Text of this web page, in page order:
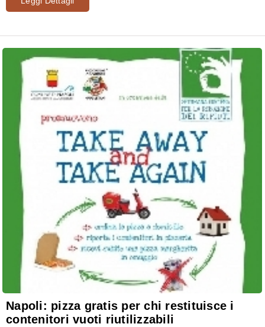
Napoli: pizza gratis per chi restituisce i
contenitori vuoti riutilizzabili